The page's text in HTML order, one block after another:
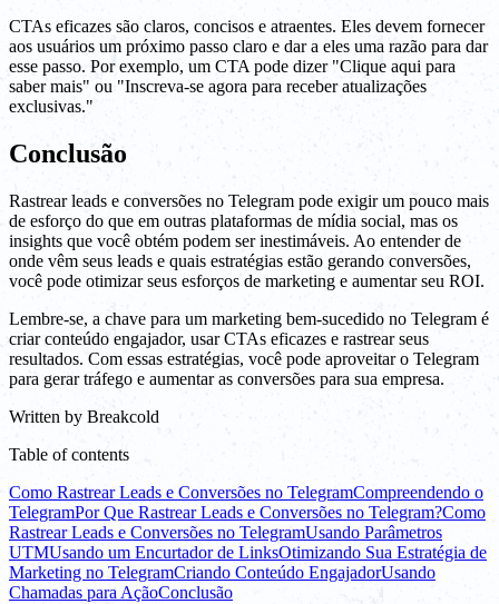
CTAs eficazes são claros, concisos e atraentes. Eles devem fornecer
aos usuários um próximo passo claro e dar a eles uma razão para dar
esse passo. Por exemplo, um CTA pode dizer "Clique aqui para
saber mais" ou "Inscreva-se agora para receber atualizações
exclusivas."
Conclusão
Rastrear leads e conversões no Telegram pode exigir um pouco mais
de esforço do que em outras plataformas de mídia social, mas os
insights que você obtém podem ser inestimáveis. Ao entender de
onde vêm seus leads e quais estratégias estão gerando conversões,
você pode otimizar seus esforços de marketing e aumentar seu ROI.
Lembre-se, a chave para um marketing bem-sucedido no Telegram é
criar conteúdo engajador, usar CTAs eficazes e rastrear seus
resultados. Com essas estratégias, você pode aproveitar o Telegram
para gerar tráfego e aumentar as conversões para sua empresa.
Written by Breakcold
Table of contents
Como Rastrear Leads e Conversões no TelegramCompreendendo o
TelegramPor Que Rastrear Leads e Conversões no Telegram?Como
Rastrear Leads e Conversões no TelegramUsando Parâmetros
UTMUsando um Encurtador de LinksOtimizando Sua Estratégia de
Marketing no TelegramCriando Conteúdo EngajadorUsando
Chamadas para AçãoConclusão